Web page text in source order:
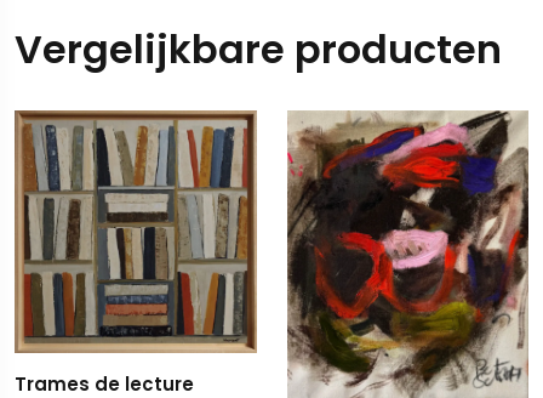
Vergelijkbare producten
Trames de lecture